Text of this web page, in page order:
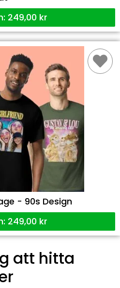
249,00 kr
- 90s Design
249,00 kr
att hitta